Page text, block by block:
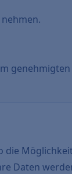
die
Daten